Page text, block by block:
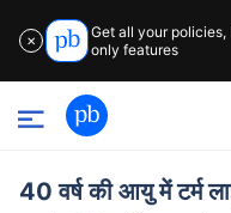
✕
Get all your
only features
40 वर्ष की आयु में टर्म